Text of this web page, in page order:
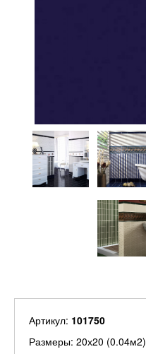
Артикул: 101750
Размеры: 20х20 (0.04м2)